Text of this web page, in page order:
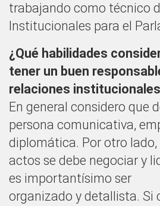
trabajando como técnico
Institucionales para el
¿Qué habilidades
tener un buen
relaciones
En general considero que
persona comunicativa,
diplomática. Por otro
actos se debe negociar y
es importantísimo ser
organizado y detallista. Si